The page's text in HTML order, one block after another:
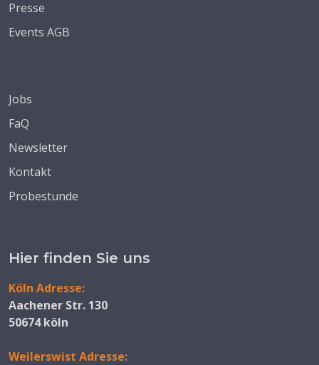
Presse
Events AGB
Jobs
FaQ
Newsletter
Kontakt
Probestunde
Hier finden Sie uns
Köln Adresse:
Aachener Str. 130
50674 köln
Weilerswist Adresse: